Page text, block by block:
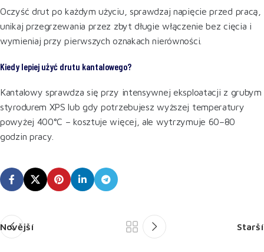
Oczyść drut po każdym użyciu, sprawdzaj napięcie przed pracą,
unikaj przegrzewania przez zbyt długie włączenie bez cięcia i
wymieniaj przy pierwszych oznakach nierówności.
Kiedy lepiej użyć drutu kantalowego?
Kantalowy sprawdza się przy intensywnej eksploatacji z grubym
styrodurem XPS lub gdy potrzebujesz wyższej temperatury
powyżej 400°C – kosztuje więcej, ale wytrzymuje 60–80
godzin pracy.
Novější Starší